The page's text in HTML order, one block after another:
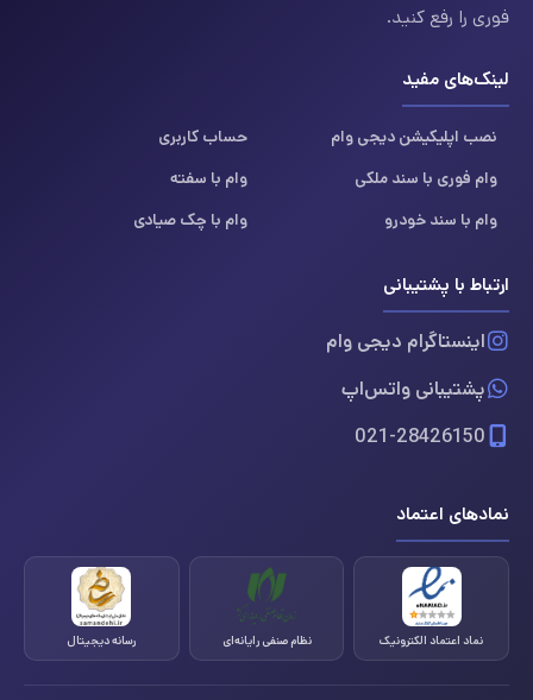
فوری را رفع کنید.
لینک‌های مفید
نصب اپلیکیشن دیجی وام
حساب کاربری
وام فوری با سند ملکی
وام با سفته
وام با سند خودرو
وام با چک صیادی
ارتباط با پشتیبانی
اینستاگرام دیجی وام
پشتیبانی واتس‌اپ
021-28426150
نمادهای اعتماد
نماد اعتماد الکترونیک نظام صنفی رایانه‌ای رسانه دیجیتال